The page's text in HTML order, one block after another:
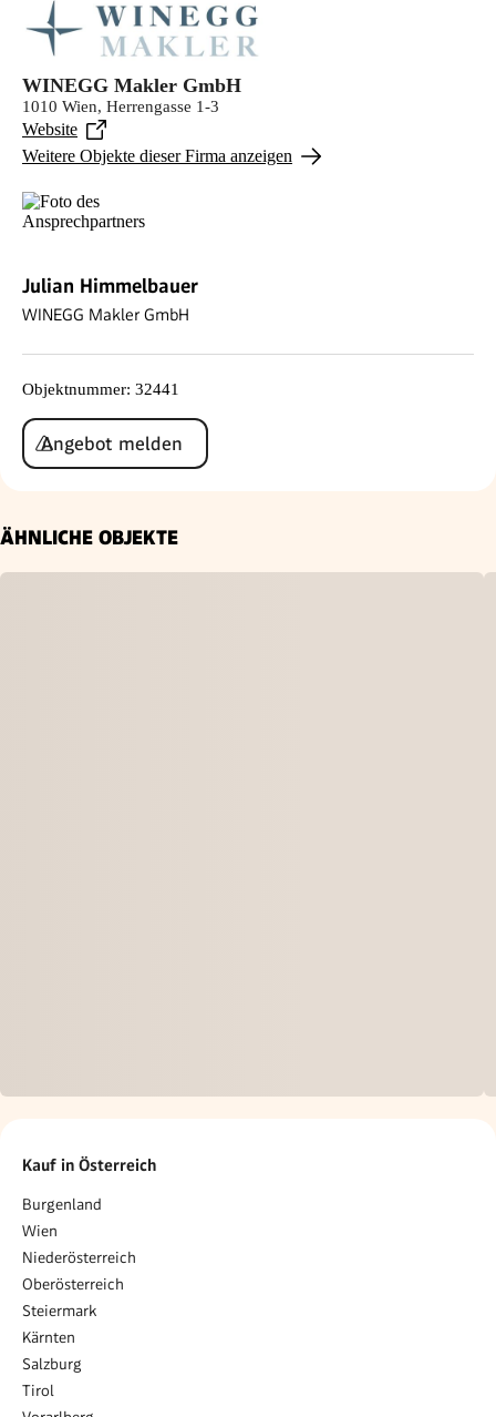
WINEGG Makler GmbH
1010 Wien, Herrengasse 1-3
Website
Weitere Objekte dieser Firma anzeigen
Julian Himmelbauer
WINEGG Makler GmbH
Objektnummer: 32441
Angebot melden
ÄHNLICHE OBJEKTE
Kauf in Österreich
Burgenland
Wien
Niederösterreich
Oberösterreich
Steiermark
Kärnten
Salzburg
Tirol